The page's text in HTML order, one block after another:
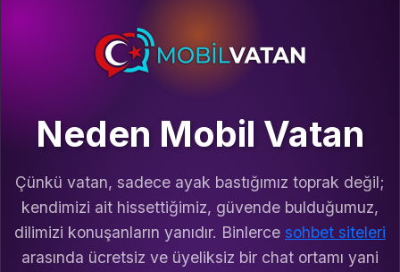
Neden Mobil Vatan
Çünkü vatan, sadece ayak bastığımız toprak değil;
kendimizi ait hissettiğimiz, güvende bulduğumuz,
dilimizi konuşanların yanıdır. Binlerce sohbet siteleri
arasında ücretsiz ve üyeliksiz bir chat ortamı yani